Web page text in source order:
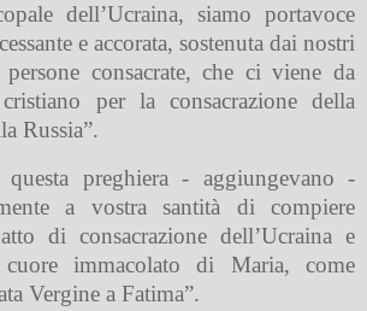
dell’Ucraina, siamo portavoce
e accorata, sostenuta dai nostri
consacrate, che ci viene da
per la consacrazione della
Russia”.
questa preghiera - aggiungevano -
a vostra santità di compiere
di consacrazione dell’Ucraina e
immacolato di Maria, come
Vergine a Fatima”.